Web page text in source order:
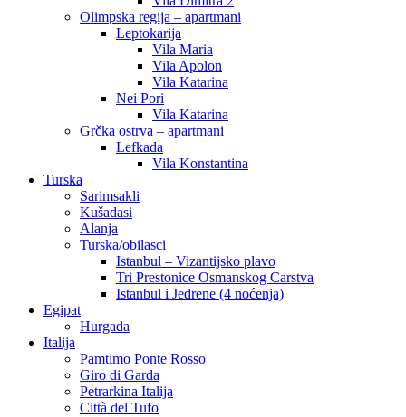
Olimpska regija – apartmani
Leptokarija
Vila Maria
Vila Apolon
Vila Katarina
Nei Pori
Vila Katarina
Grčka ostrva – apartmani
Lefkada
Vila Konstantina
Turska
Sarimsakli
Kušadasi
Alanja
Turska/obilasci
Istanbul – Vizantijsko plavo
Tri Prestonice Osmanskog Carstva
Istanbul i Jedrene (4 noćenja)
Egipat
Hurgada
Italija
Pamtimo Ponte Rosso
Giro di Garda
Petrarkina Italija
Città del Tufo